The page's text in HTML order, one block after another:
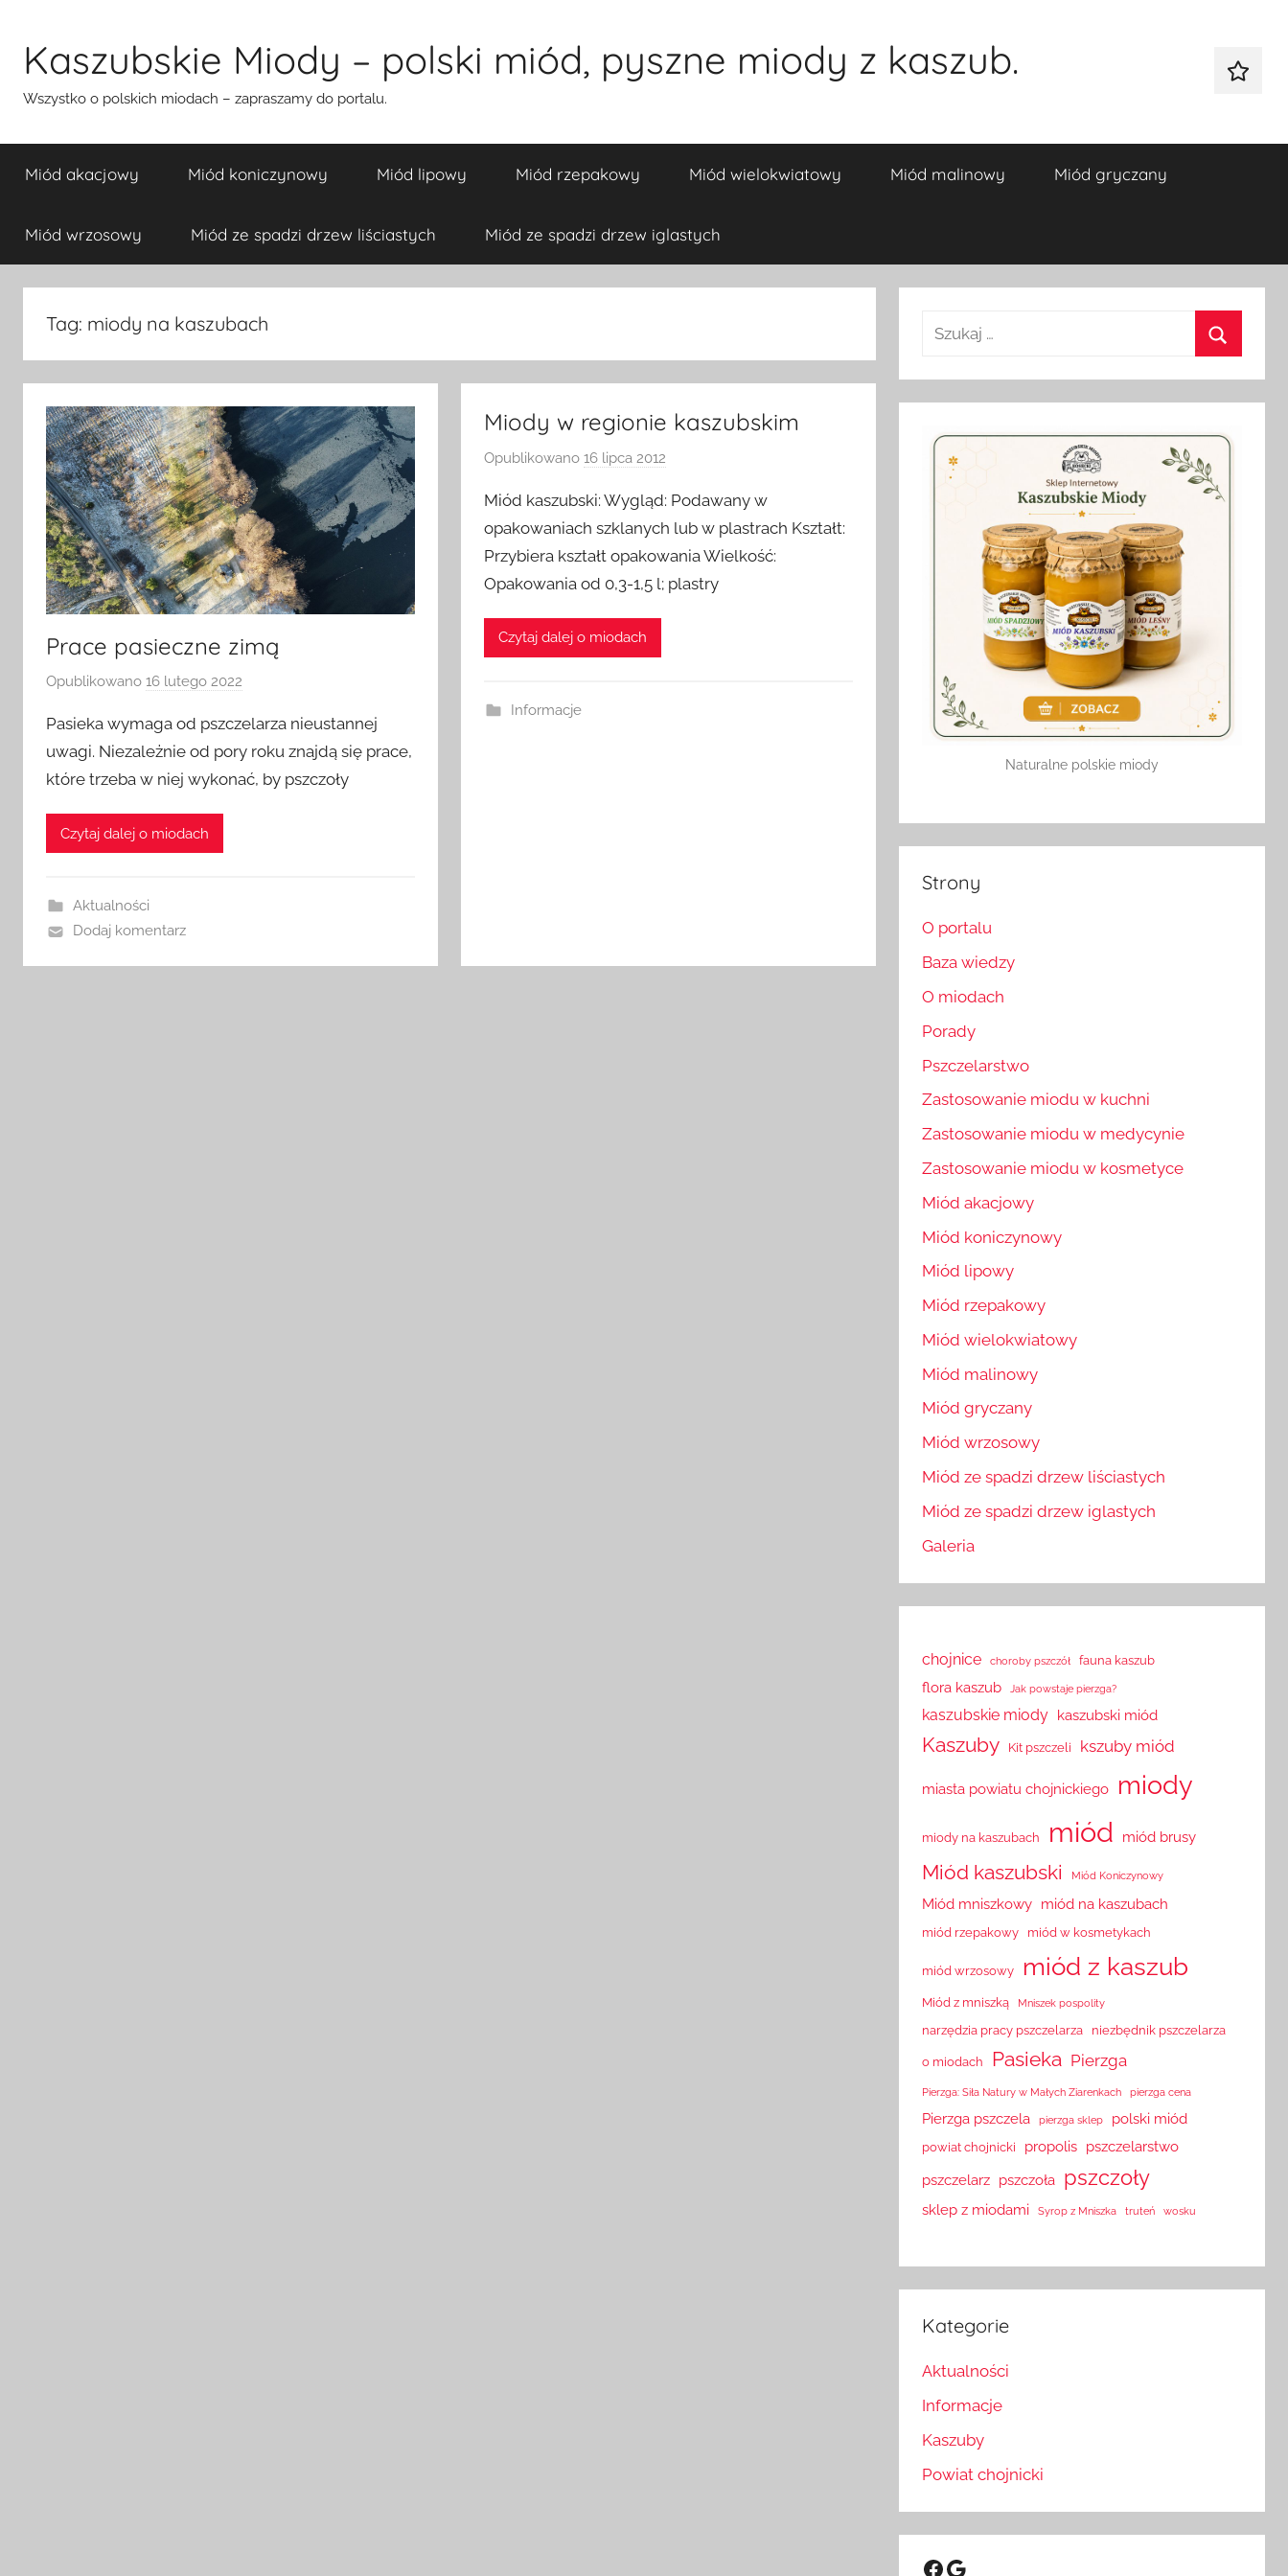
treściKaszubskie Miody – polski miód, pyszne miody z kaszub.
Wszystko o polskich miodach – zapraszamy do portalu.
Galeria
Miód akacjowy Miód koniczynowy Miód lipowy Miód rzepakowy Miód wielokwiatowy Miód malinowy Miód gryczany
Miód wrzosowy Miód ze spadzi drzew liściastych Miód ze spadzi drzew iglastych
Tag: miody na kaszubach
Prace pasieczne zimą
Opublikowano 16 lutego 2022
z
e
z
Pasieka wymaga od pszczelarza nieustannej
uwagi. Niezależnie od pory roku znajdą się prace,
które trzeba w niej wykonać, by pszczoły
Czytaj dalej o miodach
Aktualności
Dodaj komentarz
Miody w regionie kaszubskim
Opublikowano16 lipca 2012
z
e
z
a
Miód kaszubski: Wygląd: Podawany w
opakowaniach szklanych lub w plastrach Kształt:
Przybiera kształt opakowania Wielkość:
Opakowania od 0,3-1,5 l; plastry
Czytaj dalej o miodach
Informacje
Szukaj:
Naturalne polskie miody
Strony
O portalu
Baza wiedzy
O miodach
Porady
Pszczelarstwo
Zastosowanie miodu w kuchni
Zastosowanie miodu w medycynie
Zastosowanie miodu w kosmetyce
Miód akacjowy
Miód koniczynowy
Miód lipowy
Miód rzepakowy
Miód wielokwiatowy
Miód malinowy
Miód gryczany
Miód wrzosowy
Miód ze spadzi drzew liściastych
Miód ze spadzi drzew iglastych
Galeria
chojnice choroby pszczół fauna kaszub
flora kaszub Jak powstaje pierzga?
kaszubskie miody kaszubski miód
Kaszuby Kit pszczeli kszuby miód
miasta powiatu chojnickiego miody
miody na kaszubach miód miód brusy
Miód kaszubski Miód Koniczynowy
Miód mniszkowy miód na kaszubach
miód rzepakowy miód w kosmetykach
miód wrzosowy miód z kaszub
Miód z mniszką Mniszek pospolity
narzędzia pracy pszczelarza niezbędnik pszczelarza
o miodach Pasieka Pierzga
Pierzga: Siła Natury w Małych Ziarenkach pierzga cena
Pierzga pszczela pierzga sklep polski miód
powiat chojnicki propolis pszczelarstwo
pszczelarz pszczoła pszczoły
sklep z miodami Syrop z Mniszka truteń wosku
Kategorie
Aktualności
Informacje
Kaszuby
Powiat chojnicki
Facebook
Google